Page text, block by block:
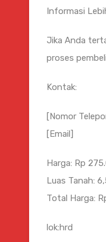
Informasi
Jika Anda
proses
Kontak:
[Nomor
[Email]
Harga: Rp
Luas Tanah:
Total Harga:
lok:hrd